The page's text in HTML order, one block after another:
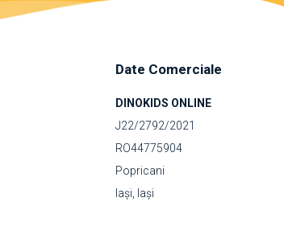
Date Comerciale
DINOKIDS ONLINE
J22/2792/2021
RO44775904
Popricani
Iași, Iași